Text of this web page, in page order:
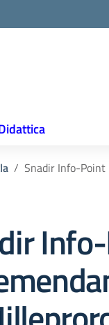
Snadir Info-Point